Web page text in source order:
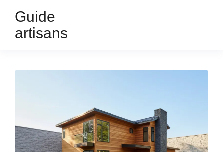
Guide
artisans